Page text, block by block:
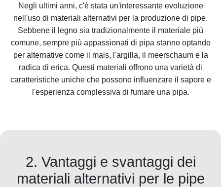
Negli ultimi anni, c'è stata un'interessante evoluzione
nell'uso di materiali alternativi per la produzione di pipe.
Sebbene il legno sia tradizionalmente il materiale più
comune, sempre più appassionati di pipa stanno optando
per alternative come il mais, l'argilla, il meerschaum e la
radica di erica. Questi materiali offrono una varietà di
caratteristiche uniche che possono influenzare il sapore e
l'esperienza complessiva di fumare una pipa.
2. Vantaggi e svantaggi dei
materiali alternativi per le pipe